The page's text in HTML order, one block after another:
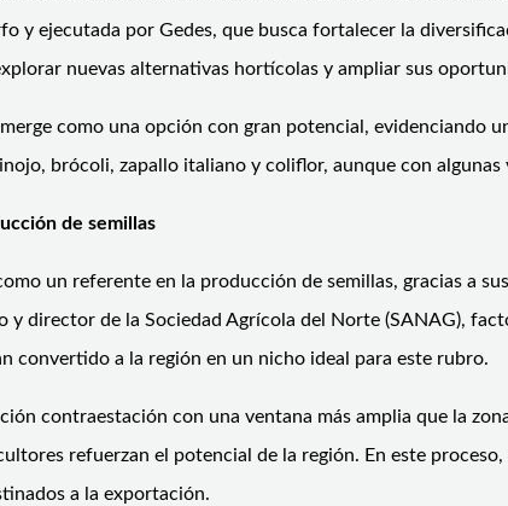
y ejecutada por Gedes, que busca fortalecer la
nuevas alternativas hortícolas y ampliar sus
como una opción con gran potencial,
brócoli, zapallo italiano y coliflor, aunque con
de semillas
un referente en la producción de semillas, gracias a
y director de la Sociedad Agrícola del Norte (SANAG),
convertido a la región en un nicho ideal para este rubro.
contraestación con una ventana más amplia que la
refuerzan el potencial de la región. En este
a la exportación.